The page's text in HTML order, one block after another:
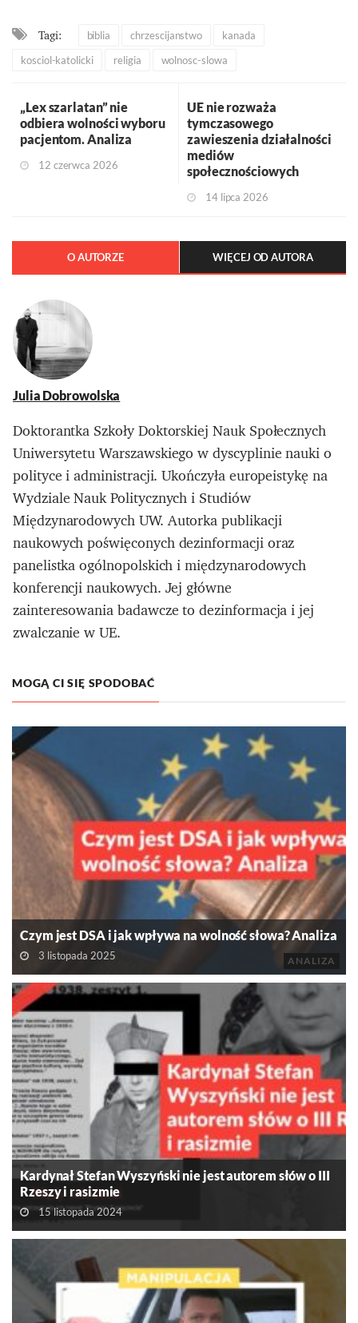
Tagi: biblia chrzescijanstwo
kanada
kosciol-katolicki
religia wolnosc-slowa
„Lex szarlatan” nie
odbiera wolności wyboru
pacjentom. Analiza
12 czerwca 2026
UE nie rozważa
tymczasowego
zawieszenia działalności
mediów
społecznościowych
14 lipca 2026
O AUTORZE WIĘCEJ OD AUTORA
Julia Dobrowolska
Doktorantka Szkoły Doktorskiej Nauk Społecznych
Uniwersytetu Warszawskiego w dyscyplinie nauki o
polityce i administracji. Ukończyła europeistykę na
Wydziale Nauk Politycznych i Studiów
Międzynarodowych UW. Autorka publikacji
naukowych poświęconych dezinformacji oraz
panelistka ogólnopolskich i międzynarodowych
konferencji naukowych. Jej główne
zainteresowania badawcze to dezinformacja i jej
zwalczanie w UE.
MOGĄ CI SIĘ SPODOBAĆ
ANALIZA
Czym jest DSA i jak wpływa na wolność słowa? Analiza
3 listopada 2025
Kardynał Stefan Wyszyński nie jest autorem słów o III
Rzeszy i rasizmie
15 listopada 2024